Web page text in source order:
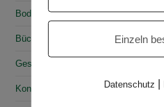
Bodensee
Bücher & Rezensionen
Geschichte & Kultur
Konstanz
Einzeln
Datenschutz |